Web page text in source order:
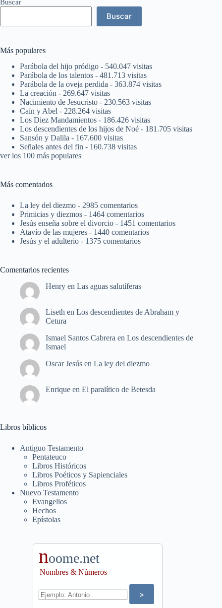
Buscar
Buscar
Más populares
Parábola del hijo pródigo - 540.047 visitas
Parábola de los talentos - 481.713 visitas
Parábola de la oveja perdida - 363.874 visitas
La creación - 269.647 visitas
Nacimiento de Jesucristo - 230.563 visitas
Caín y Abel - 228.264 visitas
Los Diez Mandamientos - 186.426 visitas
Los descendientes de los hijos de Noé - 181.705 visitas
Sansón y Dalila - 167.600 visitas
Señales antes del fin - 160.738 visitas
ver los 100 más populares
Más comentados
La ley del diezmo - 2985 comentarios
Primicias y diezmos - 1464 comentarios
Jesús enseña sobre el divorcio - 1451 comentarios
Atavío de las mujeres - 1440 comentarios
Jesús y el adulterio - 1375 comentarios
Comentarios recientes
Henry en Las aguas salutíferas
Liseth en Los descendientes de Abraham y
Cetura
Ismael Santos Cabrera en Los descendientes de
Ismael
Oscar Jesús en La ley del diezmo
Enrique en El paralítico de Betesda
Libros bíblicos
Antiguo Testamento
Pentateuco
Libros Históricos
Libros Poéticos y Sapienciales
Libros Proféticos
Nuevo Testamento
Evangelios
Hechos
Epístolas
noome.net
Nombres & Números